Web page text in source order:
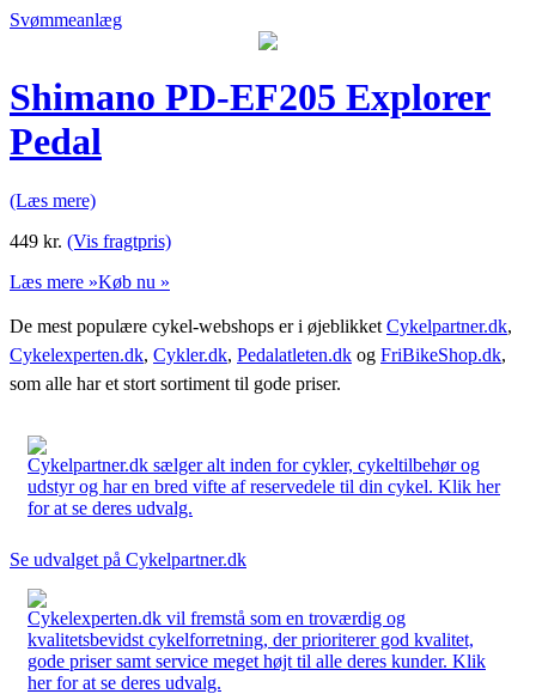
Svømmeanlæg
Shimano PD-EF205 Explorer
Pedal
(Læs mere)
449 kr. (Vis fragtpris)
Læs mere »Køb nu »
De mest populære cykel-webshops er i øjeblikket Cykelpartner.dk,
Cykelexperten.dk, Cykler.dk, Pedalatleten.dk og FriBikeShop.dk,
som alle har et stort sortiment til gode priser.
Cykelpartner.dk sælger alt inden for cykler, cykeltilbehør og
udstyr og har en bred vifte af reservedele til din cykel. Klik her
for at se deres udvalg.
Se udvalget på Cykelpartner.dk
Cykelexperten.dk vil fremstå som en troværdig og
kvalitetsbevidst cykelforretning, der prioriterer god kvalitet,
gode priser samt service meget højt til alle deres kunder. Klik
her for at se deres udvalg.